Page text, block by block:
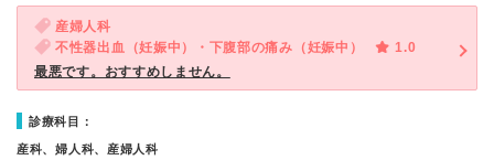
産婦人科
不性器出血（妊娠中）・下腹部の痛み（妊娠中）
1.0
最悪です。おすすめしません。
診療科目：
産科、婦人科、産婦人科